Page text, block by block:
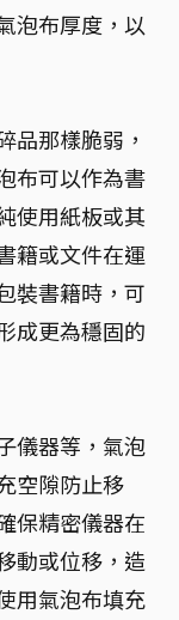
泡布厚度，以
品那樣脆弱，
布可以作為書
使用紙板或其
籍或文件在運
裝書籍時，可
成更為穩固的
儀器等，氣泡
空隙防止移
保精密儀器在
動或位移，造
用氣泡布填充